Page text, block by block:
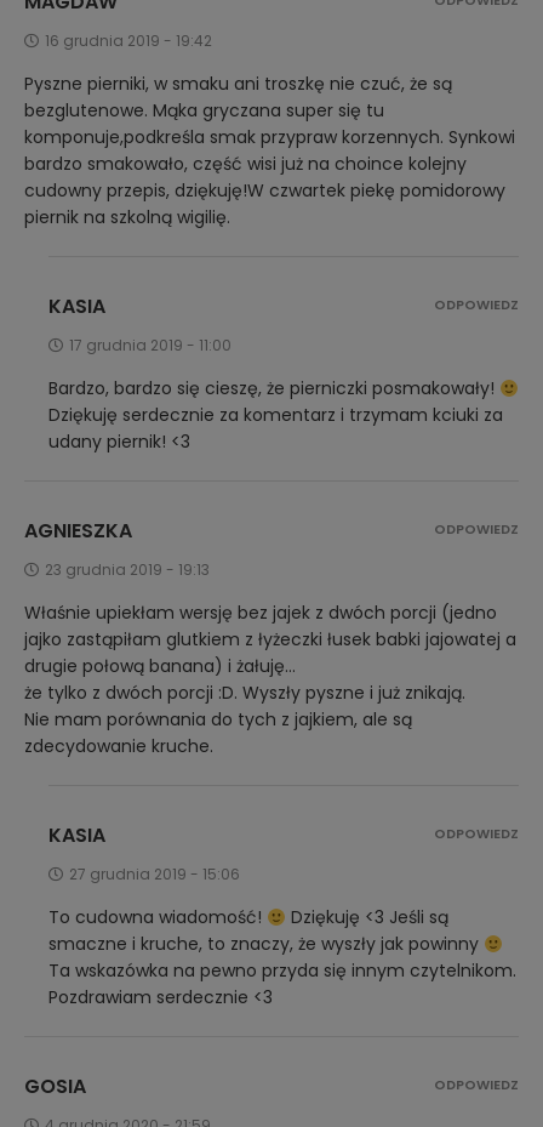
16 grudnia 2019 - 19:42
Pyszne pierniki, w smaku ani troszkę nie czuć, że są
bezglutenowe. Mąka gryczana super się tu
komponuje,podkreśla smak przypraw korzennych. Synkowi
bardzo smakowało, część wisi już na choince kolejny
cudowny przepis, dziękuję!W czwartek piekę pomidorowy
piernik na szkolną wigilię.
KASIA
17 grudnia 2019 - 11:00
Bardzo, bardzo się cieszę, że pierniczki posmakowały!
Dziękuję serdecznie za komentarz i trzymam kciuki za
udany piernik! <3
ODPOWIEDZ
AGNIESZKA
23 grudnia 2019 - 19:13
Właśnie upiekłam wersję bez jajek z dwóch porcji (jedno
jajko zastąpiłam glutkiem z łyżeczki łusek babki jajowatej a
drugie połową banana) i żałuję…
że tylko z dwóch porcji :D. Wyszły pyszne i już znikają.
Nie mam porównania do tych z jajkiem, ale są
zdecydowanie kruche.
ODPOWIEDZ
KASIA
27 grudnia 2019 - 15:06
To cudowna wiadomość!
Dziękuję <3 Jeśli są
smaczne i kruche, to znaczy, że wyszły jak powinny
Ta wskazówka na pewno przyda się innym czytelnikom.
Pozdrawiam serdecznie <3
ODPOWIEDZ
GOSIA ODPOWIEDZ